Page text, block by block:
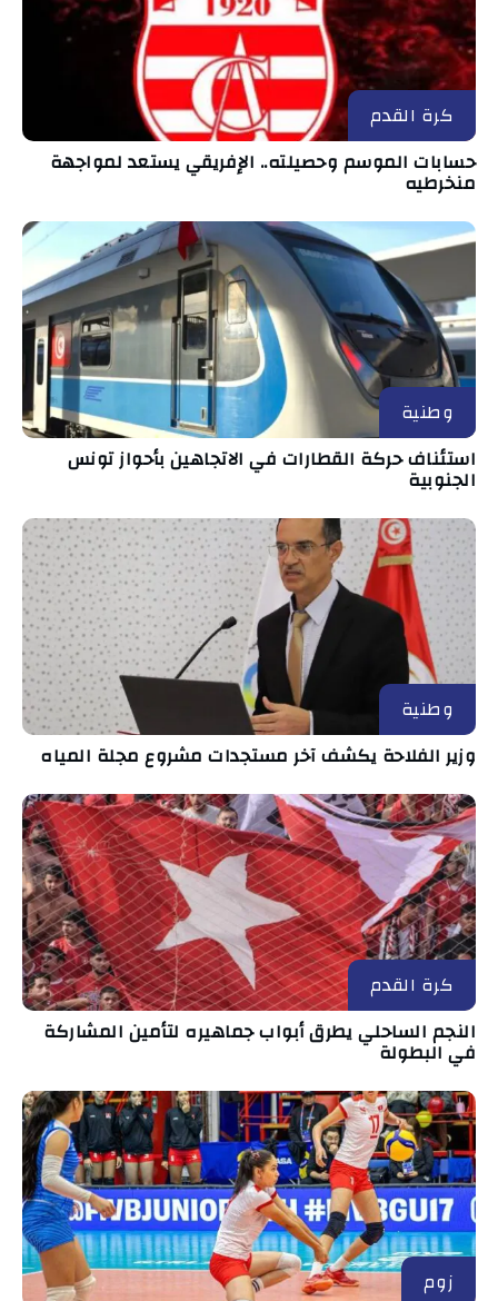
كرة القدم
حسابات الموسم وحصيلته.. الإفريقي يستعد لمواجهة
منخرطيه
وطنية
استئناف حركة القطارات في الاتجاهين بأحواز تونس
الجنوبية
وطنية
وزير الفلاحة يكشف آخر مستجدات مشروع مجلة المياه
كرة القدم
النجم الساحلي يطرق أبواب جماهيره لتأمين المشاركة
في البطولة
زوم